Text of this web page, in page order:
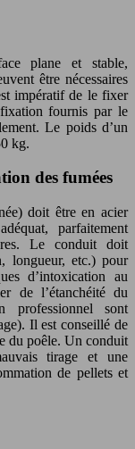
plane et stable,
être nécessaires
impératif de le fixer
fournis par le
Le poids d’un
kg.
des fumées
doit être en acier
parfaitement
Le conduit doit
longueur, etc.) pour
d’intoxication au
de l’étanchéité du
sont
Il est conseillé de
du poêle. Un conduit
tirage et une
de pellets et